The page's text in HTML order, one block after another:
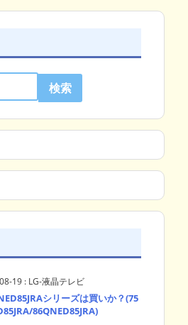
19 : LG-液晶テレビ
シリーズは買いか？(75
86QNED85JRA)